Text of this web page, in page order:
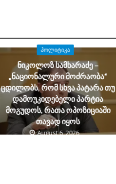
ᲞᲝᲚᲘᲢᲘᲙᲐ
ნიკოლოზ სამხარაძე –
„ნაციონალური მოძრაობა“
ცდილობს, რომ სხვა პატარა თუ
დამოუკიდებელი პარტია
მოგუდოს, რათა ოპოზიციაში
თავად იყოს
August 6, 2026